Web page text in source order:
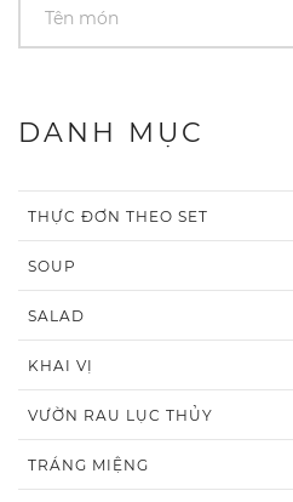
DANH MỤC
THỰC ĐƠN THEO SET
SOUP
SALAD
KHAI VỊ
VƯỜN RAU LỤC THỦY
TRÁNG MIỆNG